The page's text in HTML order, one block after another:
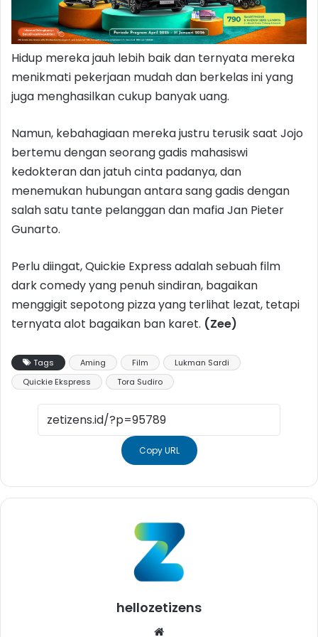
Hidup mereka jauh lebih baik dan ternyata mereka
menikmati pekerjaan mudah dan berkelas ini yang
juga menghasilkan cukup banyak uang.
Namun, kebahagiaan mereka justru terusik saat Jojo
bertemu dengan seorang gadis mahasiswi
kedokteran dan jatuh cinta padanya, dan
menemukan hubungan antara sang gadis dengan
salah satu tante pelanggan dan mafia Jan Pieter
Gunarto.
Perlu diingat, Quickie Express adalah sebuah film
dark comedy yang penuh sindiran, bagaikan
menggigit sepotong pizza yang terlihat lezat, tetapi
ternyata alot bagaikan ban karet. (Zee)
Tags Aming Film
Lukman Sardi
Quickie Ekspress
Tora Sudiro
Copy URL
hellozetizens